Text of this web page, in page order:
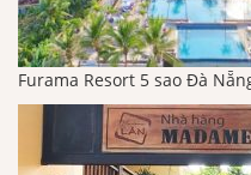
Furama Resort 5 sao Đà